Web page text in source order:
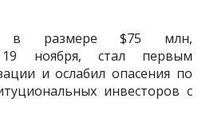
в размере $75 млн,
19 ноября, стал первым
и ослабил опасения по
инвесторов с